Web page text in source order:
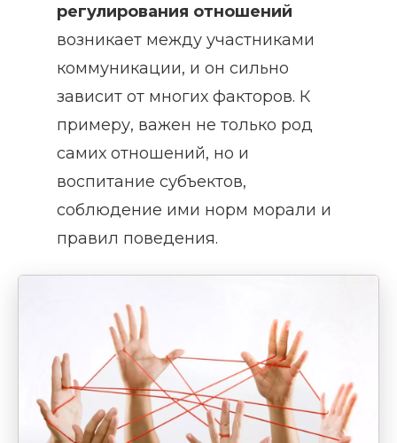
регулирования отношений
возникает между участниками
коммуникации, и он сильно
зависит от многих факторов. К
примеру, важен не только род
самих отношений, но и
воспитание субъектов,
соблюдение ими норм морали и
правил поведения.